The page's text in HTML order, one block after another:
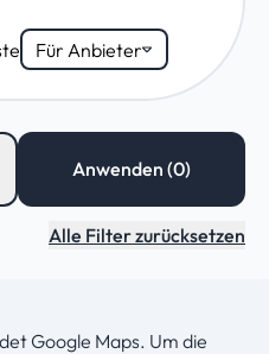
Für Anbieter
Alle Filter zurücksetzen
Google Maps. Um die